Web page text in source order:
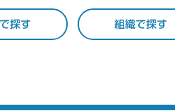
探す 組織で探す